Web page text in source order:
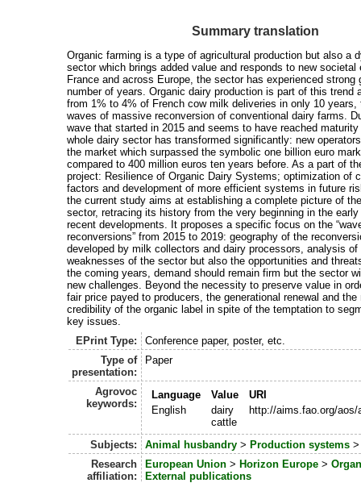
Summary translation
Organic farming is a type of agricultural production but also a
sector which brings added value and responds to new
France and across Europe, the sector has experienced strong
number of years. Organic dairy production is part of this trend
from 1% to 4% of French cow milk deliveries in only 10 years,
waves of massive reconversion of conventional dairy farms.
wave that started in 2015 and seems to have reached
whole dairy sector has transformed significantly: new
the market which surpassed the symbolic one billion euro
compared to 400 million euros ten years before. As a part of
project: Resilience of Organic Dairy Systems; optimization of
factors and development of more efficient systems in future
the current study aims at establishing a complete picture of
sector, retracing its history from the very beginning in the
recent developments. It proposes a specific focus on the
reconversions” from 2015 to 2019: geography of the
developed by milk collectors and dairy processors, analysis
weaknesses of the sector but also the opportunities and
the coming years, demand should remain firm but the sector
new challenges. Beyond the necessity to preserve value in
fair price payed to producers, the generational renewal and
credibility of the organic label in spite of the temptation to
key issues.
EPrint Type:
Conference paper, poster, etc.
Type of
presentation:
Paper
Agrovoc
keywords:
Language Value
URI
English
dairy
cattle
http://aims.fao.org/aos/
Subjects: Animal husbandry> Production systems
Research
affiliation:
European Union> Horizon Europe>
External publications